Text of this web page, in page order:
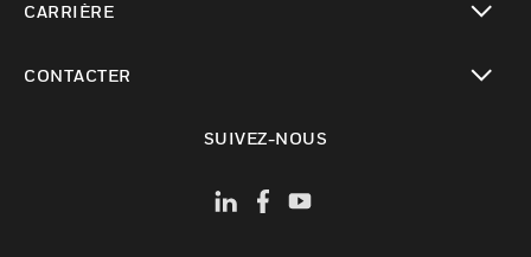
CARRIÈRE
CONTACTER
SUIVEZ-NOUS